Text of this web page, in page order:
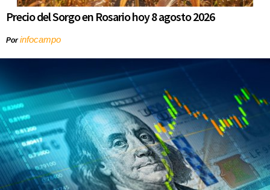
Precio del Sorgo en Rosario hoy 8 agosto 2026
Porinfocampo